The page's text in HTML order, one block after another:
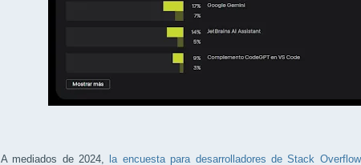
A mediados de 2024, la encuesta para desarrolladores de Stack Overflow